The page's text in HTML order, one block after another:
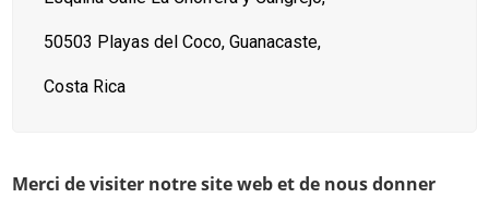
50503 Playas del Coco, Guanacaste,
Costa Rica
Merci de visiter notre site web et de nous donner